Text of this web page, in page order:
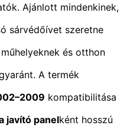
Ajánlott mindenkinek,
sárvédőívet szeretne
és otthon
A termék
kompatibilitása
javító panelként hosszú